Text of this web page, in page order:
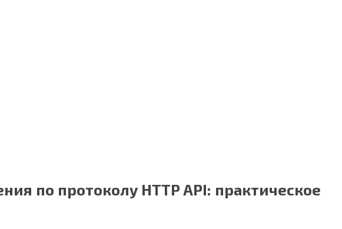
по протоколу HTTP API: практическое